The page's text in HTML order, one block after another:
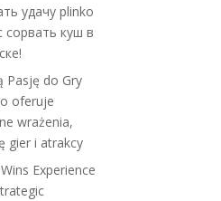
удачу plinko
куш в
Pasję do Gry
oferuje
wrażenia,
gier i atrakcy
Experience